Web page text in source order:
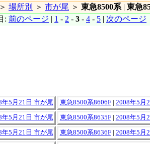
＞ 場所別 ＞ 市が尾 ＞ 東急8500系 | 東急
: 前のページ | 1 - 2 - 3 - 4 - 5 | 次のページ
年5月21日 市が尾 東急8500系8606F| 2008年5月
年5月21日 市が尾 東急8500系8635F| 2008年5月
年5月21日 市が尾 東急8500系8636F| 2008年5月